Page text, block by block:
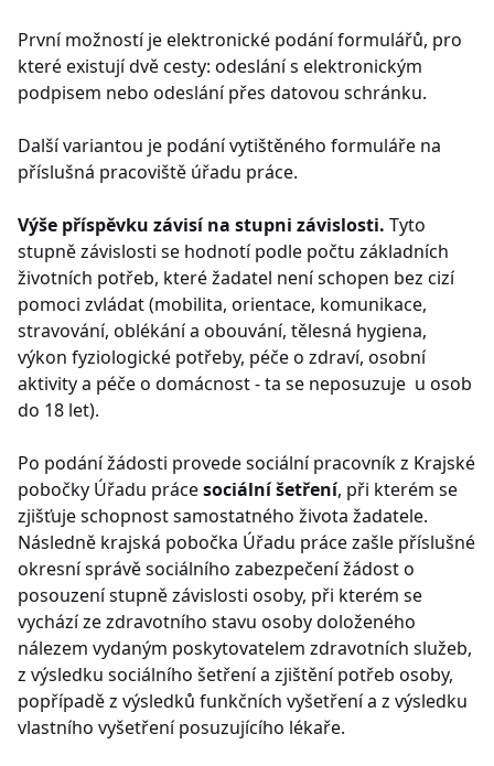
První možností je elektronické podání formulářů, pro
které existují dvě cesty: odeslání s elektronickým
podpisem nebo odeslání přes datovou schránku.
Další variantou je podání vytištěného formuláře na
příslušná pracoviště úřadu práce.
Výše příspěvku závisí na stupni závislosti. Tyto
stupně závislosti se hodnotí podle počtu základních
životních potřeb, které žadatel není schopen bez cizí
pomoci zvládat (mobilita, orientace, komunikace,
stravování, oblékání a obouvání, tělesná hygiena,
výkon fyziologické potřeby, péče o zdraví, osobní
aktivity a péče o domácnost - ta se neposuzuje u osob
do 18 let).
Po podání žádosti provede sociální pracovník z Krajské
pobočky Úřadu prácesociální šetření, při kterém se
zjišťuje schopnost samostatného života žadatele.
Následně krajská pobočka Úřadu práce zašle příslušné
okresní správě sociálního zabezpečení žádost o
posouzení stupně závislosti osoby, při kterém se
vychází ze zdravotního stavu osoby doloženého
nálezem vydaným poskytovatelem zdravotních služeb,
z výsledku sociálního šetření a zjištění potřeb osoby,
popřípadě z výsledků funkčních vyšetření a z výsledku
vlastního vyšetření posuzujícího lékaře.